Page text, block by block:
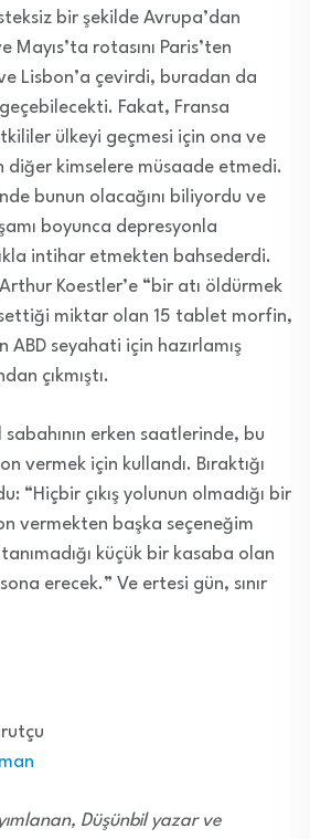
bir şekilde Avrupa’dan
Mayıs’ta rotasını Paris’ten
Lisbon’a çevirdi, buradan da
Fakat, Fransa
ülkeyi geçmesi için ona ve
diğer kimselere müsaade etmedi.
bunun olacağını biliyordu ve
boyunca depresyonla
intihar etmekten bahsederdi.
Koestler’e “bir atı öldürmek
miktar olan 15 tablet morfin,
ABD seyahati için hazırlamış
çıkmıştı.
sabahının erken saatlerinde, bu
vermek için kullandı. Bıraktığı
“Hiçbir çıkış yolunun olmadığı bir
vermekten başka seçeneğim
küçük bir kasaba olan
erecek.” Ve ertesi gün, sınır
Düşünbil yazar ve